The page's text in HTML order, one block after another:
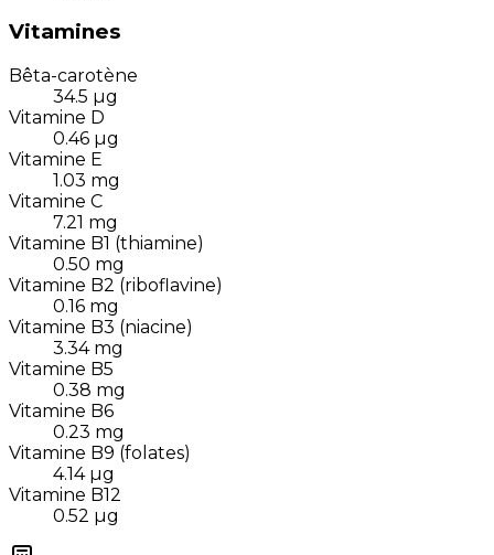
Vitamines
Bêta-carotène
34.5 µg
Vitamine D
0.46 µg
Vitamine E
1.03 mg
Vitamine C
7.21 mg
Vitamine B1 (thiamine)
0.50 mg
Vitamine B2 (riboflavine)
0.16 mg
Vitamine B3 (niacine)
3.34 mg
Vitamine B5
0.38 mg
Vitamine B6
0.23 mg
Vitamine B9 (folates)
4.14 µg
Vitamine B12
0.52 µg